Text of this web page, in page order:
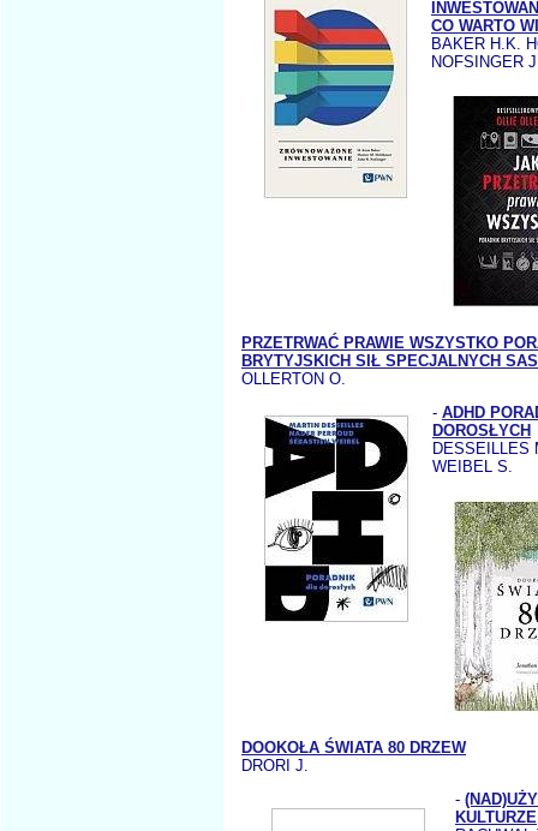
CO WARTO
BAKER H.K.
NOFSINGER
PRZETRWAĆ PRAWIE WSZYSTKO
BRYTYJSKICH SIŁ SPECJALNYCH SAS
OLLERTON O.
- ADHD
DOROSŁYCH
DESSEILLES
WEIBEL S.
DOOKOŁA ŚWIATA 80 DRZEW
DRORI J.
-
KULTURZE